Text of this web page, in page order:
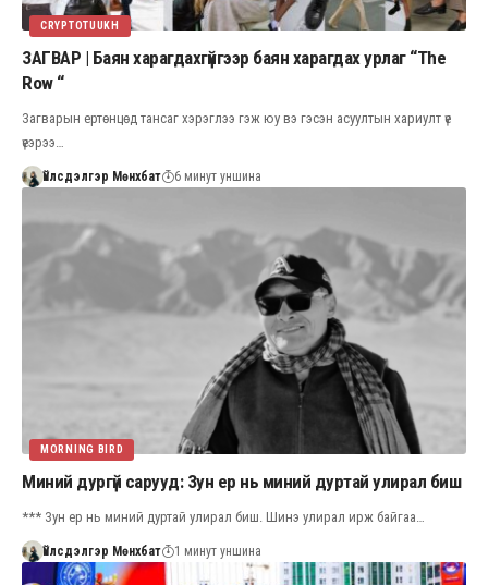
CRYPTOTUUKH
ЗАГВАР | Баян харагдахгүйгээр баян харагдах урлаг “The
Row “
Загварын ертөнцөд тансаг хэрэглээ гэж юу вэ гэсэн асуултын хариулт үе
үеэрээ…
Үйлсдэлгэр Мөнхбат 6 минут уншина
MORNING BIRD
Миний дургүй сарууд: Зун ер нь миний дуртай улирал биш
*** Зун ер нь миний дуртай улирал биш. Шинэ улирал ирж байгаа…
Үйлсдэлгэр Мөнхбат 1 минут уншина